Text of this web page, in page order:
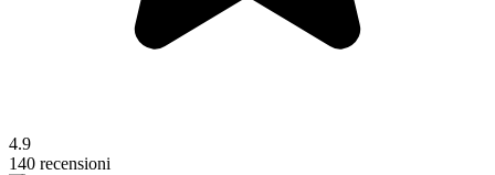
4.9
140 recensioni